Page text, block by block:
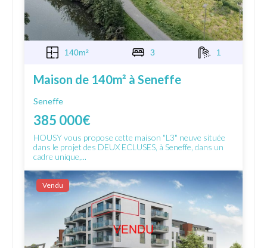
140m² 3 1
Maison de 140m² à Seneffe
Seneffe
385 000€
HOUSY vous propose cette maison "L3" neuve située
dans le projet des DEUX ECLUSES, à Seneffe, dans un
cadre unique,...
Vendu